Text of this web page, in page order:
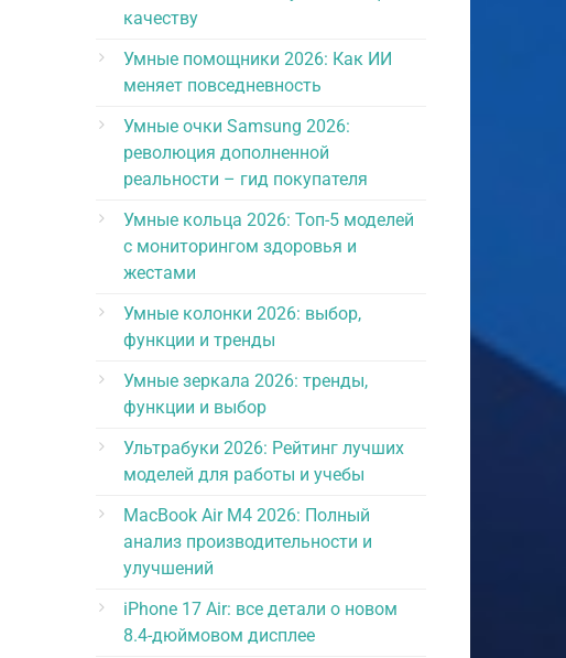
качеству
Умные помощники 2026: Как ИИ
меняет повседневность
Умные очки Samsung 2026:
революция дополненной
реальности – гид покупателя
Умные кольца 2026: Топ-5 моделей
с мониторингом здоровья и
жестами
Умные колонки 2026: выбор,
функции и тренды
Умные зеркала 2026: тренды,
функции и выбор
Ультрабуки 2026: Рейтинг лучших
моделей для работы и учебы
MacBook Air M4 2026: Полный
анализ производительности и
улучшений
iPhone 17 Air: все детали о новом
8.4-дюймовом дисплее